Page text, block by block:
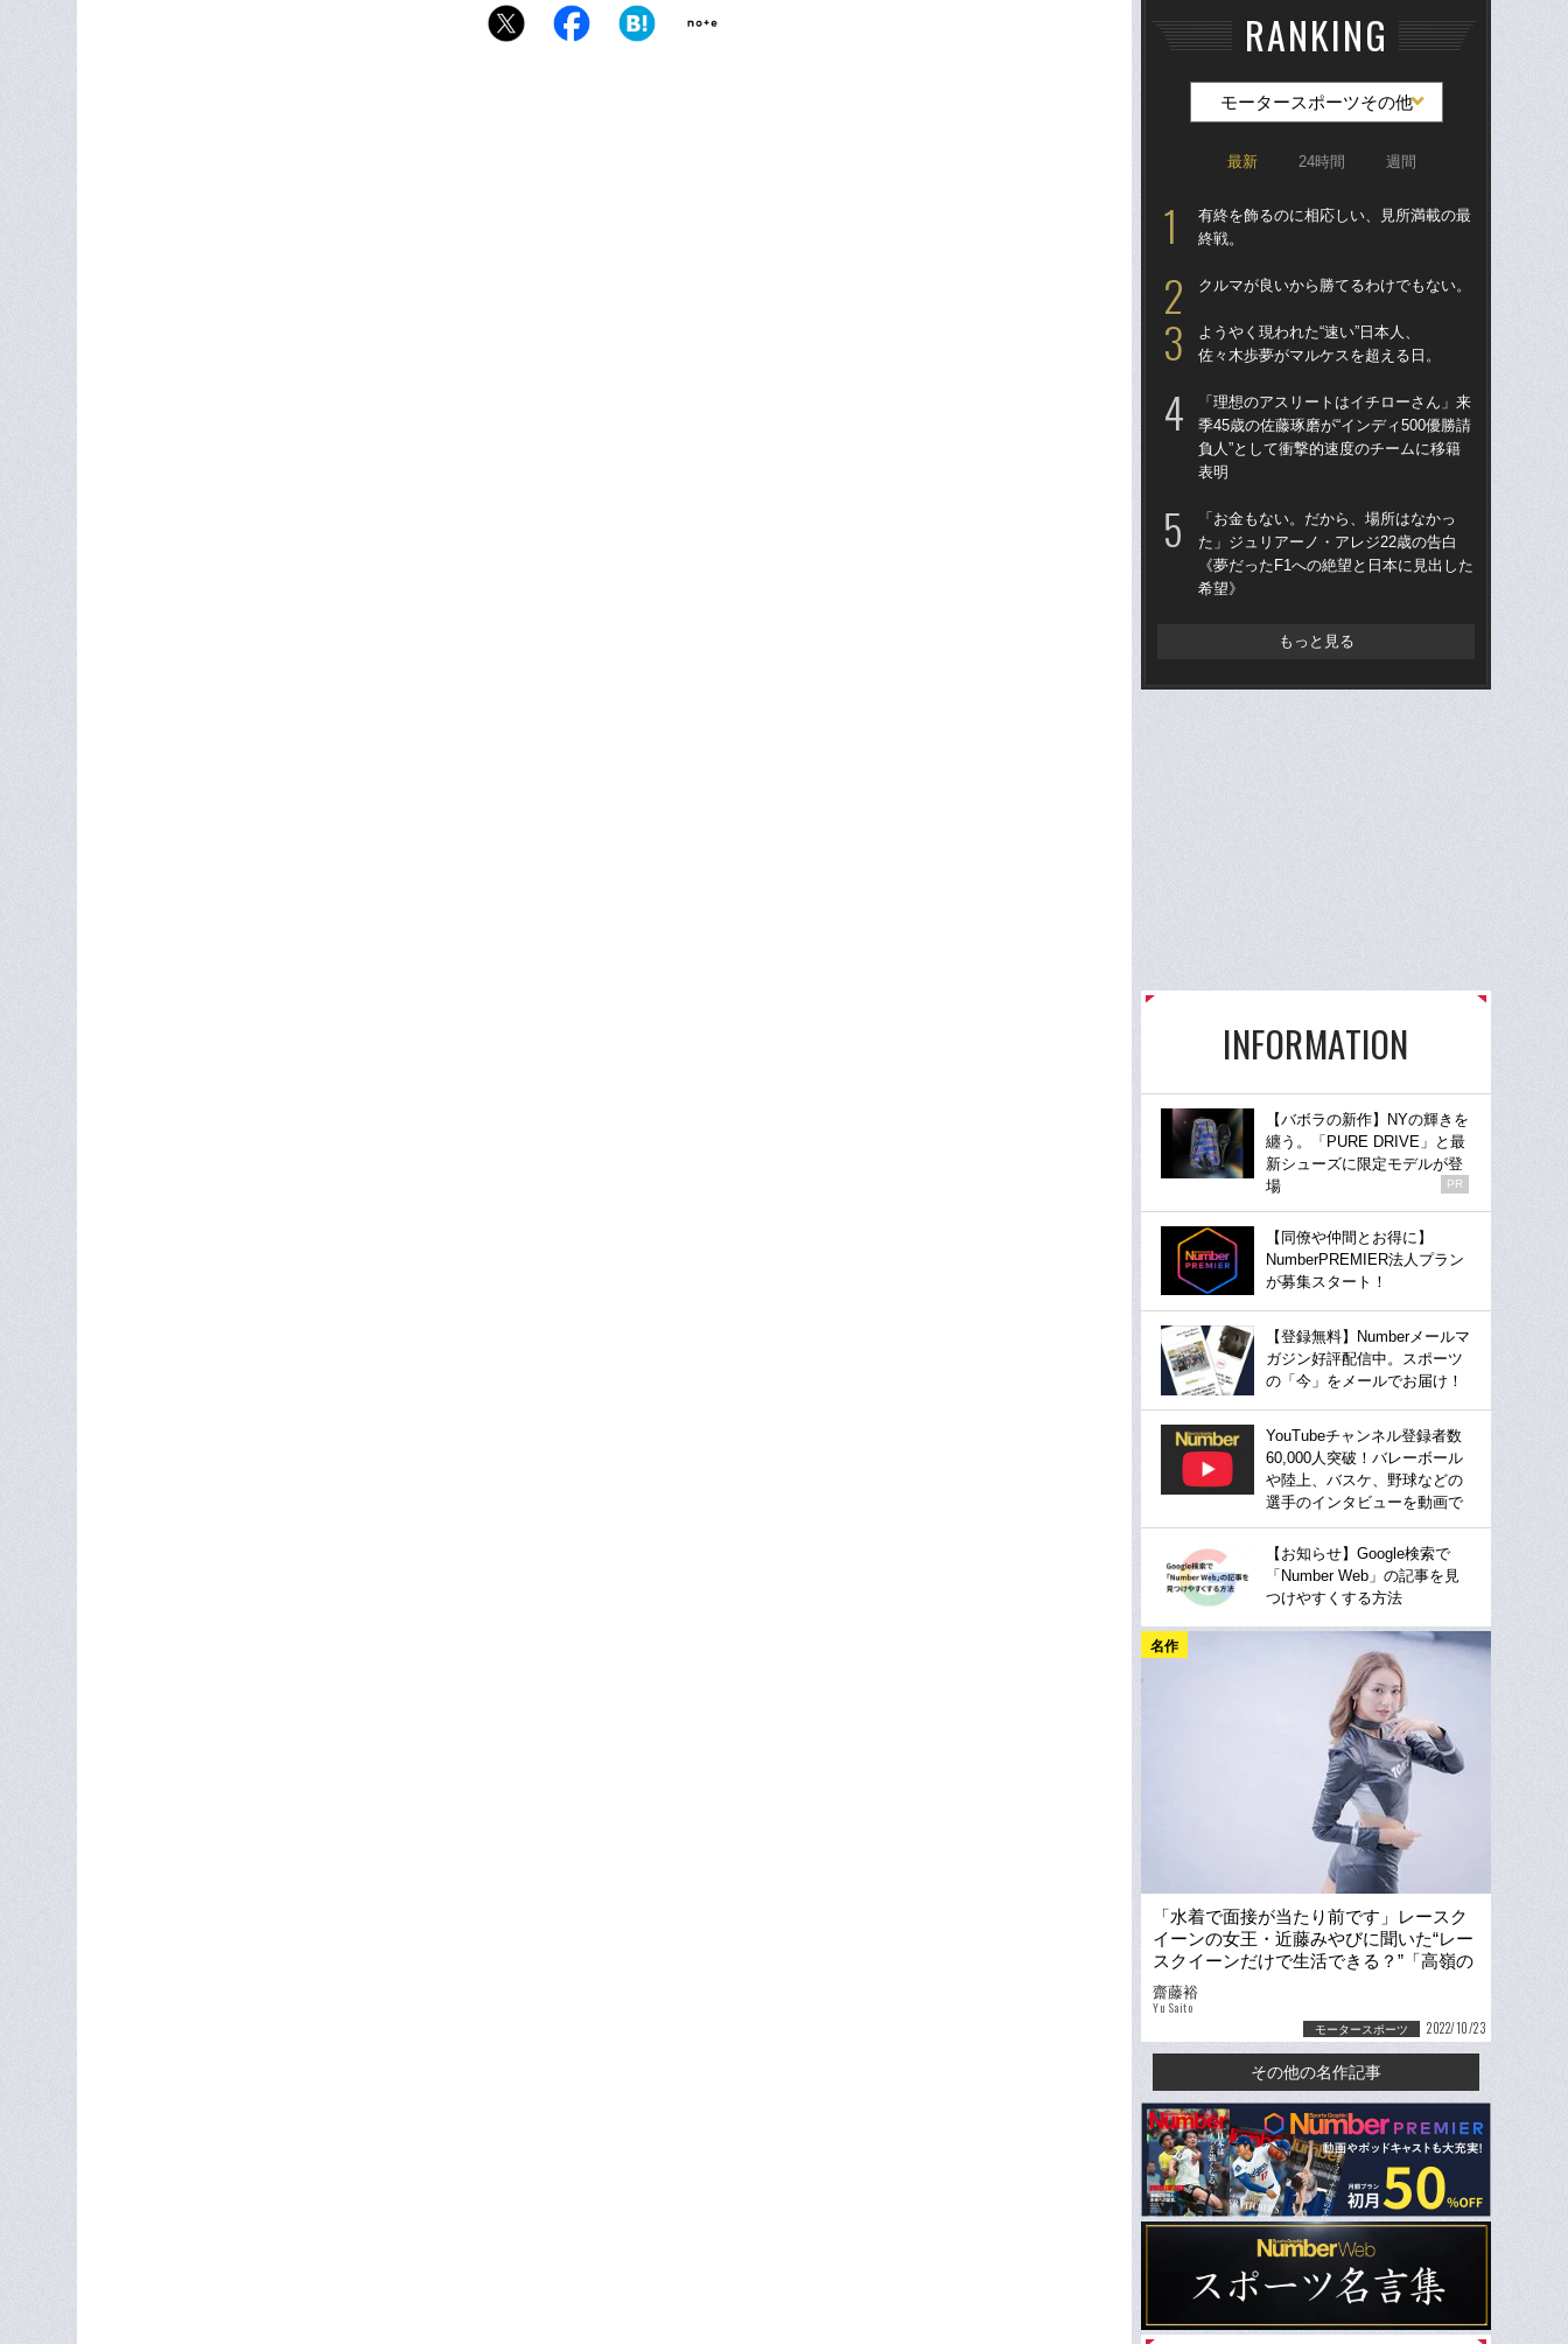
RANKING
モータースポーツその他
最新 24時間 週間
有終を飾るのに相応しい、見所満載の最
終戦。
クルマが良いから勝てるわけでもない。
ようやく現われた“速い”日本人、
佐々木歩夢がマルケスを超える日。
「理想のアスリートはイチローさん」来
季45歳の佐藤琢磨が“インディ500優勝請
負人”として衝撃的速度のチームに移籍
表明
「お金もない。だから、場所はなかっ
た」ジュリアーノ・アレジ22歳の告白
《夢だったF1への絶望と日本に見出した
希望》
もっと見る
INFORMATION
【バボラの新作】NYの輝きを
纏う。「PURE DRIVE」と最
新シューズに限定モデルが登
場
PR
【同僚や仲間とお得に】
NumberPREMIER法人プラン
が募集スタート！
【登録無料】Numberメールマ
ガジン好評配信中。スポーツ
の「今」をメールでお届け！
YouTubeチャンネル登録者数
60,000人突破！バレーボール
や陸上、バスケ、野球などの
選手のインタビューを動画で
【お知らせ】Google検索で
「Number Web」の記事を見
つけやすくする方法
名作
「水着で面接が当たり前です」レースク
イーンの女王・近藤みやびに聞いた“レー
スクイーンだけで生活できる？”「高嶺の
花と思っていたけど、実は…」
齋藤裕
Yu Saito
モータースポーツ 2022/10/23
その他の名作記事